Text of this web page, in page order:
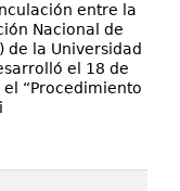
entre la
Nacional de
de la Universidad
el 18 de
“Procedimiento